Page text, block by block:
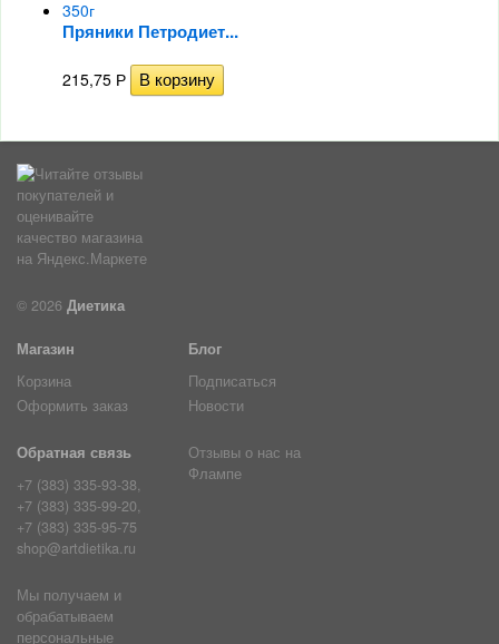
Пряники Петродиет...
215,75 Р
© 2026 Диетика
Магазин
Корзина
Оформить заказ
Блог
Подписаться
Новости
Обратная связь
+7 (383) 335-93-38,
+7 (383) 335-99-20,
+7 (383) 335-95-75
shop@artdietika.ru
Отзывы о нас на
Флампе
Мы получаем и
обрабатываем
персональные